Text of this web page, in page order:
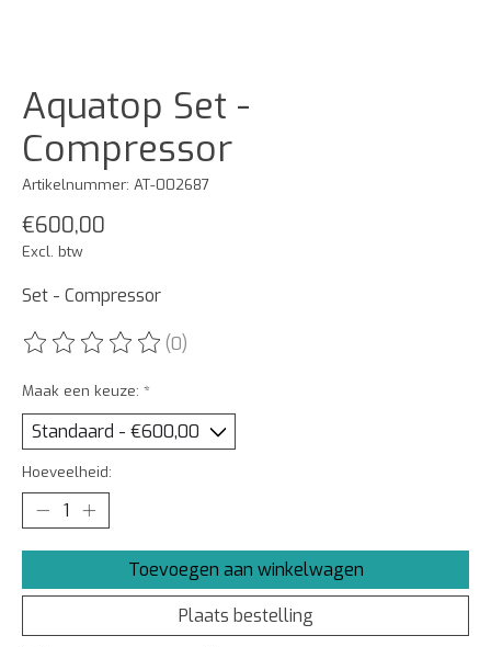
Aquatop Set -
Compressor
Artikelnummer: AT-002687
€600,00
Excl. btw
Set - Compressor
De beoordeling van dit product is
(0)
Maak een keuze: *
Hoeveelheid:
Toevoegen aan winkelwagen
Plaats bestelling